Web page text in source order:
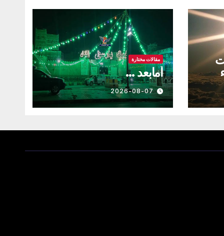
مقالات مختارة
أمابعد …
2026-08-07